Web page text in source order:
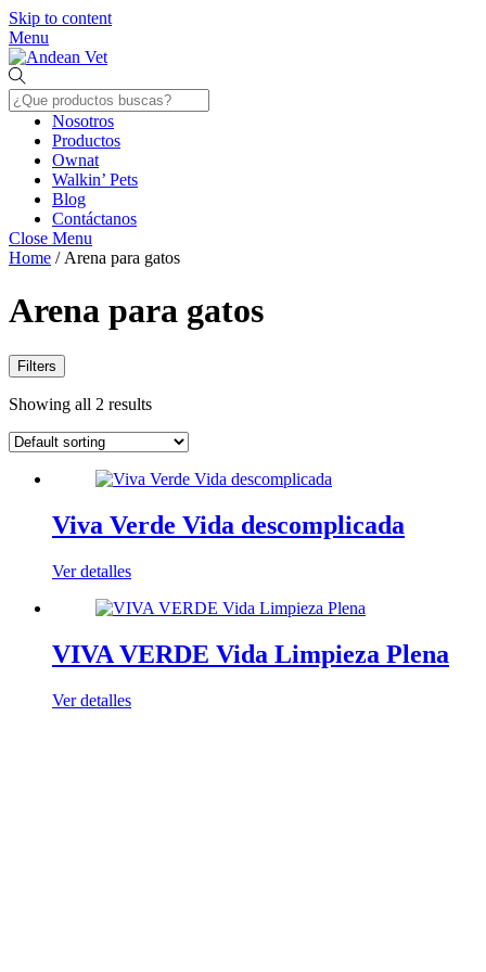
Skip to content
Menu
Nosotros
Productos
Ownat
Walkin’ Pets
Blog
Contáctanos
Close Menu
Home / Arena para gatos
Arena para gatos
Filters
Showing all 2 results
Viva Verde Vida descomplicada
Ver detalles
VIVA VERDE Vida Limpieza Plena
Ver detalles